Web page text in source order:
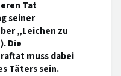
Tat
seiner
„Leichen zu
Die
muss dabei
Täters sein.